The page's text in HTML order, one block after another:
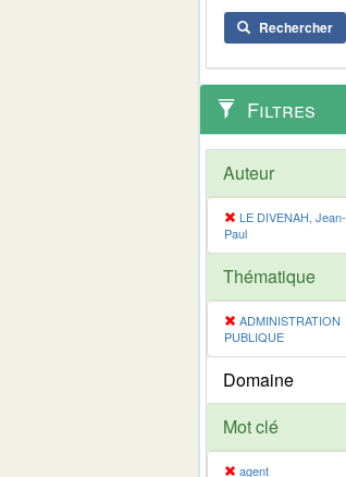
Rechercher
Filtres
Auteur
LE DIVENAH, Jean-
Paul
Thématique
ADMINISTRATION
PUBLIQUE
Domaine
Mot clé
agent